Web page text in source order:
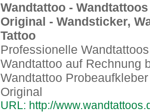
Wandtattoo -
Original - Wandsticker,
Tattoo
Professionelle
Wandtattoo auf Rechnung
Wandtattoo
Original
URL: http://